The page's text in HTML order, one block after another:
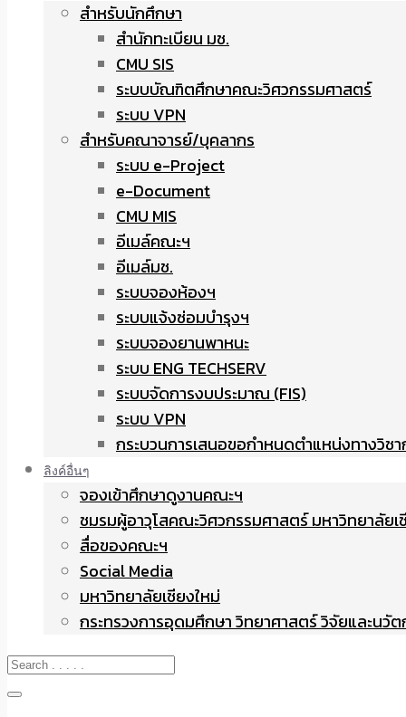
สำหรับนักศึกษา
สำนักทะเบียน มช.
CMU SIS
ระบบบัณฑิตศึกษาคณะวิศวกรรมศาสตร์
ระบบ VPN
สำหรับคณาจารย์/บุคลากร
ระบบ e-Project
e-Document
CMU MIS
อีเมล์คณะฯ
อีเมล์มช.
ระบบจองห้องฯ
ระบบแจ้งซ่อมบำรุงฯ
ระบบจองยานพาหนะ
ระบบ ENG TECHSERV
ระบบจัดการงบประมาณ (FIS)
ระบบ VPN
กระบวนการเสนอขอกำหนดตำแหน่งทางวิช
ลิงค์อื่นๆ
จองเข้าศึกษาดูงานคณะฯ
ชมรมผู้อาวุโสคณะวิศวกรรมศาสตร์ มหาวิทยาลัยเ
สื่อของคณะฯ
Social Media
มหาวิทยาลัยเชียงใหม่
กระทรวงการอุดมศึกษา วิทยาศาสตร์ วิจัยและนวั